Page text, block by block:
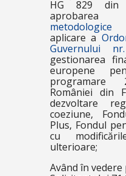
HG 829 din
metodologice
aplicare a
Guvernului
gestionarea
europene
programare
României din
dezvoltare
coeziune,
Plus, Fondul
cu
ulterioare;
Având în